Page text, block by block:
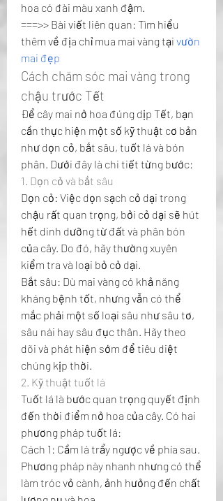
hoa có đài màu xanh đậm.
===>> Bài viết liên quan: Tìm hiểu
thêm về địa chỉ mua mai vàng tại vườn
mai đẹp
Cách chăm sóc mai vàng trong
chậu trước Tết
Để cây mai nở hoa đúng dịp Tết, bạn
cần thực hiện một số kỹ thuật cơ bản
như dọn cỏ, bắt sâu, tuốt lá và bón
phân. Dưới đây là chi tiết từng bước:
1. Dọn cỏ và bắt sâu
Dọn cỏ: Việc dọn sạch cỏ dại trong
chậu rất quan trọng, bởi cỏ dại sẽ hút
hết dinh dưỡng từ đất và phân bón
của cây. Do đó, hãy thường xuyên
kiểm tra và loại bỏ cỏ dại.
Bắt sâu: Dù mai vàng có khả năng
kháng bệnh tốt, nhưng vẫn có thể
mắc phải một số loại sâu như sâu tơ,
sâu nái hay sâu đục thân. Hãy theo
dõi và phát hiện sớm để tiêu diệt
chúng kịp thời.
2. Kỹ thuật tuốt lá
Tuốt lá là bước quan trọng quyết định
đến thời điểm nở hoa của cây. Có hai
phương pháp tuốt lá:
Cách 1: Cầm lá trẩy ngược về phía sau.
Phương pháp này nhanh nhưng có thể
làm tróc vỏ cành, ảnh hưởng đến chất